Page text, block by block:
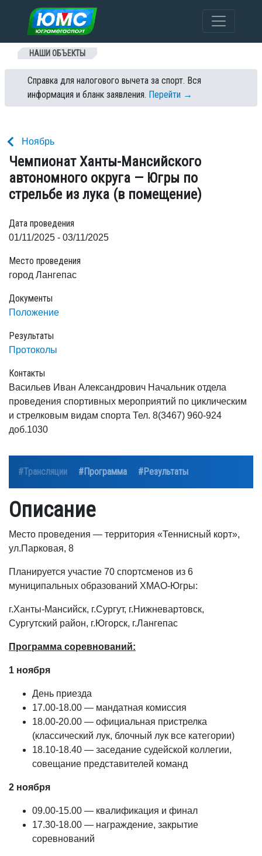
Перейти к содержанию
НАШИ ОБЪЕКТЫ
Справка для налогового вычета за спорт. Вся
информация и бланк заявления. Перейти →
Ноябрь
Чемпионат Ханты-Мансийского
автономного округа — Югры по
стрельбе из лука (в помещение)
Дата проведения
01/11/2025 - 03/11/2025
Место проведения
город Лангепас
Документы
Положение
Результаты
Протоколы
Контакты
Васильев Иван Александрович Начальник отдела
проведения спортивных мероприятий по циклическим
и стрелковым видам спорта Тел. 8(3467) 960-924
доб.1030
#Трансляции #Программа #Результаты
Описание
Место проведения — территория «Теннисный корт»,
ул.Парковая, 8
Планируется участие 70 спортсменов из 6
муниципальных образований ХМАО-Югры:
г.Ханты-Мансийск, г.Сургут, г.Нижневартовск,
Сургутский район, г.Югорск, г.Лангепас
Программа соревнований:
1 ноября
День приезда
17.00-18.00 — мандатная комиссия
18.00-20.00 — официальная пристрелка
(классический лук, блочный лук все категории)
18.10-18.40 — заседание судейской коллегии,
совещание представителей команд
2 ноября
09.00-15.00 — квалификация и финал
17.30-18.00 — награждение, закрытие
соревнований